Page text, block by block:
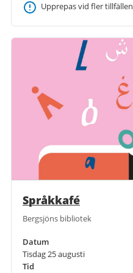
Upprepas vid fler tillfällen
Språkkafé
Bergsjöns bibliotek
Datum
Tisdag 25 augusti
Tid